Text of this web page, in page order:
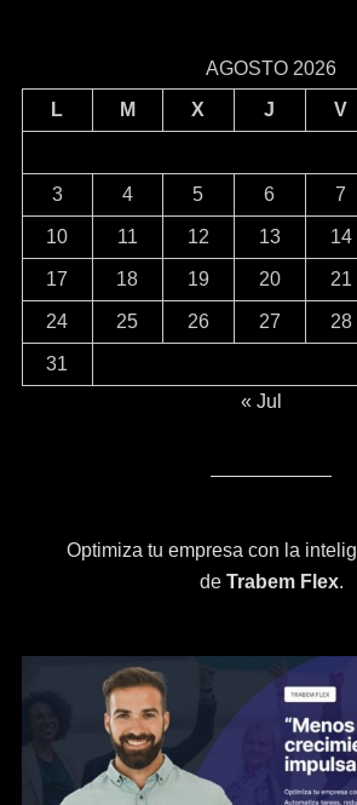
AGOSTO 2026
L
M X J V
3 4 5 6 7
10 11 12 13 14
17 18 19 20 21
24 25 26 27 28
31
« Jul
Optimiza tu empresa con la
de Trabem Flex.